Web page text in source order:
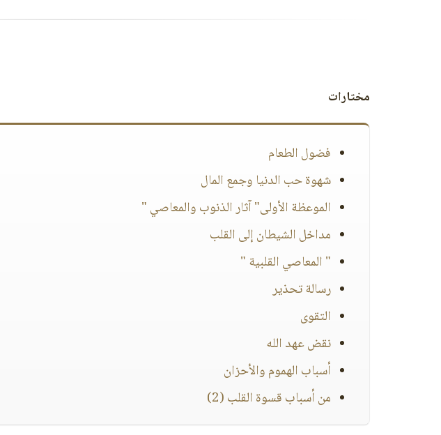
مختارات
فضول الطعام
شهوة حب الدنيا وجمع المال
الموعظة الأولى" آثار الذنوب والمعاصي "
مداخل الشيطان إلى القلب
" المعاصي القلبية "
رسالة تحذير
التقوى
نقض عهد الله
أسباب الهموم والأحزان
من أسباب قسوة القلب (2)